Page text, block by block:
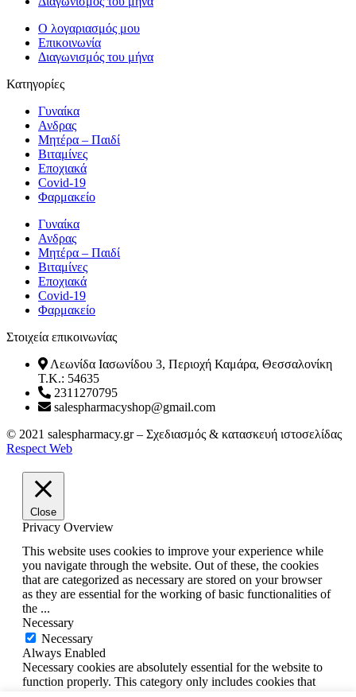
Ο λογαριασμός μου
Επικοινωνία
Διαγωνισμός του μήνα
Κατηγορίες
Γυναίκα
Ανδρας
Μητέρα – Παιδί
Βιταμίνες
Εποχιακά
Covid-19
Φαρμακείο
Γυναίκα
Ανδρας
Μητέρα – Παιδί
Βιταμίνες
Εποχιακά
Covid-19
Φαρμακείο
Στοιχεία επικοινωνίας
Λεωνίδα Ιασωνίδου 3, Περιοχή Καμάρα, Θεσσαλονίκη
T.K.: 54635
2311270795
salespharmacyshop@gmail.com
Facebook
Instagram
© 2021 salespharmacy.gr – Σχεδιασμός & κατασκευή ιστοσελίδας
Respect Web
Close
Privacy Overview
This website uses cookies to improve your experience while
you navigate through the website. Out of these, the cookies
that are categorized as necessary are stored on your browser
as they are essential for the working of basic functionalities of
the ...
Necessary
Necessary
Always Enabled
Necessary cookies are absolutely essential for the website to
function properly. This category only includes cookies that